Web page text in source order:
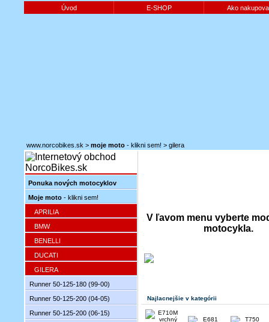
Úvod E-SHOP Ako
www.norcobikes.sk > moje moto - klikni sem! > gilera
Ponuka nových motocyklov
Moje moto - klikni sem!
APRILIA
BMW
BENELLI
DUCATI
GILERA
Runner 50-125-180 (99-00)
Runner 50-125-200 (04-05)
Runner 50-125-200 (06-15)
V ľavom menu vyberte
motocykla.
Najlacnejšie v kategórii